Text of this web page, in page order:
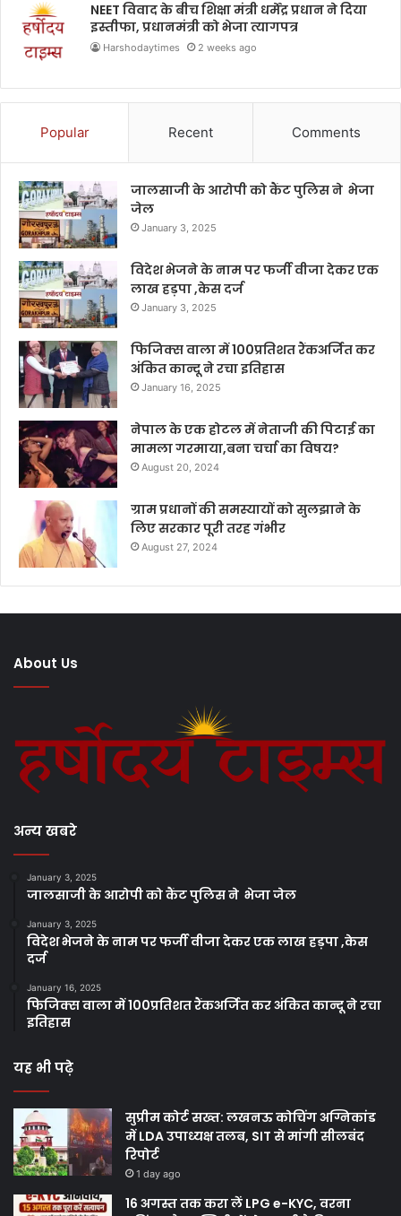
NEET विवाद के बीच शिक्षा मंत्री धर्मेंद्र प्रधान ने दिया
इस्तीफा, प्रधानमंत्री को भेजा त्यागपत्र
Harshodaytimes 2 weeks ago
Popular Recent Comments
जालसाजी के आरोपी को कैंट पुलिस ने भेजा
जेल
January 3, 2025
विदेश भेजने के नाम पर फर्जी वीजा देकर एक
लाख हड़पा ,केस दर्ज
January 3, 2025
फिजिक्स वाला में 100प्रतिशत रैंकअर्जित कर
अंकित कान्दू ने रचा इतिहास
January 16, 2025
नेपाल के एक होटल में नेताजी की पिटाई का
मामला गरमाया,बना चर्चा का विषय?
August 20, 2024
ग्राम प्रधानों की समस्यायों को सुलझाने के
लिए सरकार पूरी तरह गंभीर
August 27, 2024
About Us
अन्य खबरे
January 3, 2025
जालसाजी के आरोपी को कैंट पुलिस ने भेजा जेल
January 3, 2025
विदेश भेजने के नाम पर फर्जी वीजा देकर एक लाख हड़पा ,केस
दर्ज
January 16, 2025
फिजिक्स वाला में 100प्रतिशत रैंकअर्जित कर अंकित कान्दू ने रचा
इतिहास
यह भी पढ़े
सुप्रीम कोर्ट सख्त: लखनऊ कोचिंग अग्निकांड
में LDA उपाध्यक्ष तलब, SIT से मांगी सीलबंद
रिपोर्ट
1 day ago
16 अगस्त तक करा लें LPG e-KYC, वरना